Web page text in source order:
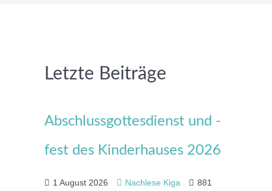
Letzte Beiträge
Abschlussgottesdienst und -
fest des Kinderhauses 2026
1 August 2026 Nachlese Kiga 881